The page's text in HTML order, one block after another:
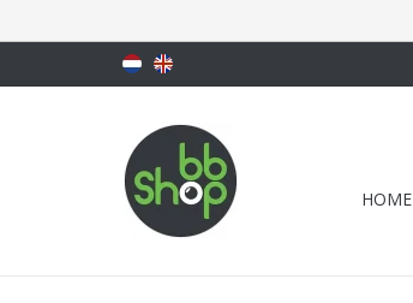
HOME